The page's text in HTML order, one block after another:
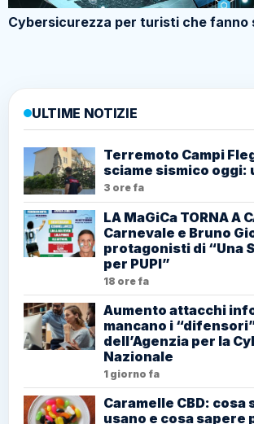
Cybersicurezza per turisti che fanno
ULTIME NOTIZIE
Terremoto Campi
sciame sismico oggi:
3 ore fa
LA MaGiCa TORNA A
Carnevale e Bruno
protagonisti di “Una
per PUPI”
18 ore fa
Aumento attacchi
mancano i
dell’Agenzia per la
Nazionale
1 giorno fa
Caramelle CBD: cosa
usano e cosa sapere